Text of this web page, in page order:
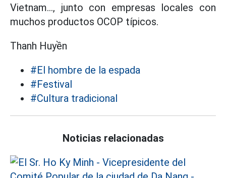
Vietnam..., junto con empresas locales con
muchos productos OCOP típicos.
Thanh Huyền
#El hombre de la espada
#Festival
#Cultura tradicional
Noticias relacionadas